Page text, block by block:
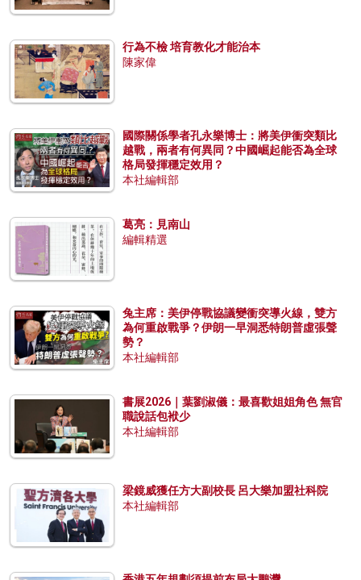
行為不檢 培育教化才能治本
陳家偉
國際關係學者孔永樂博士：將美伊衝突類比
越戰，兩者有何異同？中國崛起能否為全球
格局發揮穩定效用？
本社編輯部
葛亮：見南山
編輯精選
兔主席：美伊停戰協議變衝突導火線，雙方
為何重啟戰爭？伊朗一早洞悉特朗普虛張聲
勢？
本社編輯部
書展2026｜葉劉淑儀：最喜歡姐姐角色 無官
職說話包袱少
本社編輯部
梁鏡威獲任方大副校長 呂大樂加盟社科院
本社編輯部